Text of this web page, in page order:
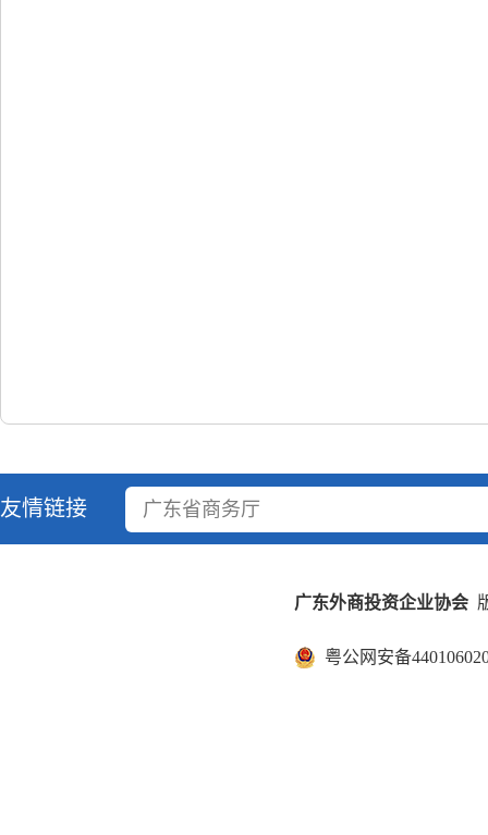
友情链接 广东省商务厅
广东外商投资企业协会
粤公网安备